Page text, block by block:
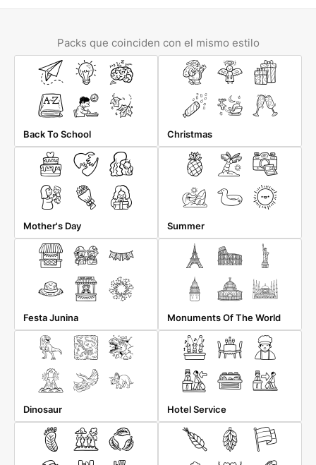
Packs que coinciden con el mismo estilo
Back To School Christmas
Mother's Day Summer
Festa Junina Monuments Of The World
Dinosaur Hotel Service